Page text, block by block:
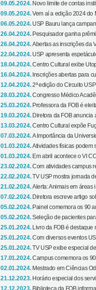
09.05.2024. Novo limite de contas
09.05.2024.Vem aí a edição 2024 do
06.05.2024. USP Bauru lança
26.04.2024. Pesquisador ganha
26.04.2024.Abertas as inscrições da
22.04.2024. USP apresenta
18.04.2024.Centro Cultural exibe
16.04.2024. Inscrições abertas para
12.04.2024.2ª edição do Circuito
28.03.2024.Congresso Médico
25.03.2024. Professora da FOB é
19.03.2024. Diretora da FOB anuncia
13.03.2024.Centro Cultural expõe
07.03.2024.A Importância da
01.03.2024.Atividades físicas podem
01.03.2024. Em abril acontece o VI
23.02.2024.Com atividades campus
22.02.2024.TV USP mostra jornada
21.02.2024.Alerta: Animais em áreas
07.02.2024. Diretora escreve artigo
05.02.2024. Painel comemora os 90
05.02.2024.Seleção de pacientes
25.01.2024.
Livro da FOB é destaque
25.01.2024.Com diversos eventos
25.01.2024.TV USP exibe especial
17.01.2024.Campus comemora os
02.01.2024. Mestrado em Ciências
21.12.2023. Horário especial dos
12.12.2023. Biblioteca da FOB